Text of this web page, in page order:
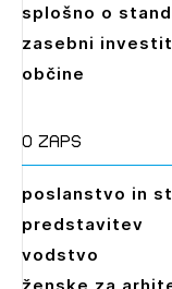
splošno o
zasebni
občine
O zaps
poslanstvo in
predstavitev
vodstvo